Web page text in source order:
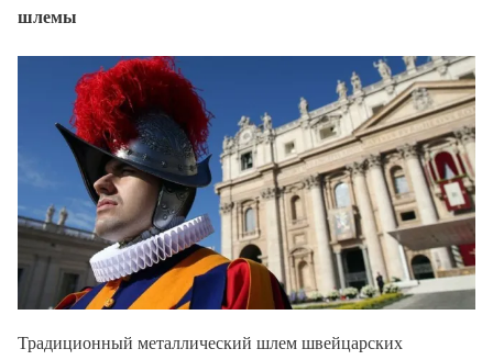
шлемы
Традиционный металлический шлем швейцарских